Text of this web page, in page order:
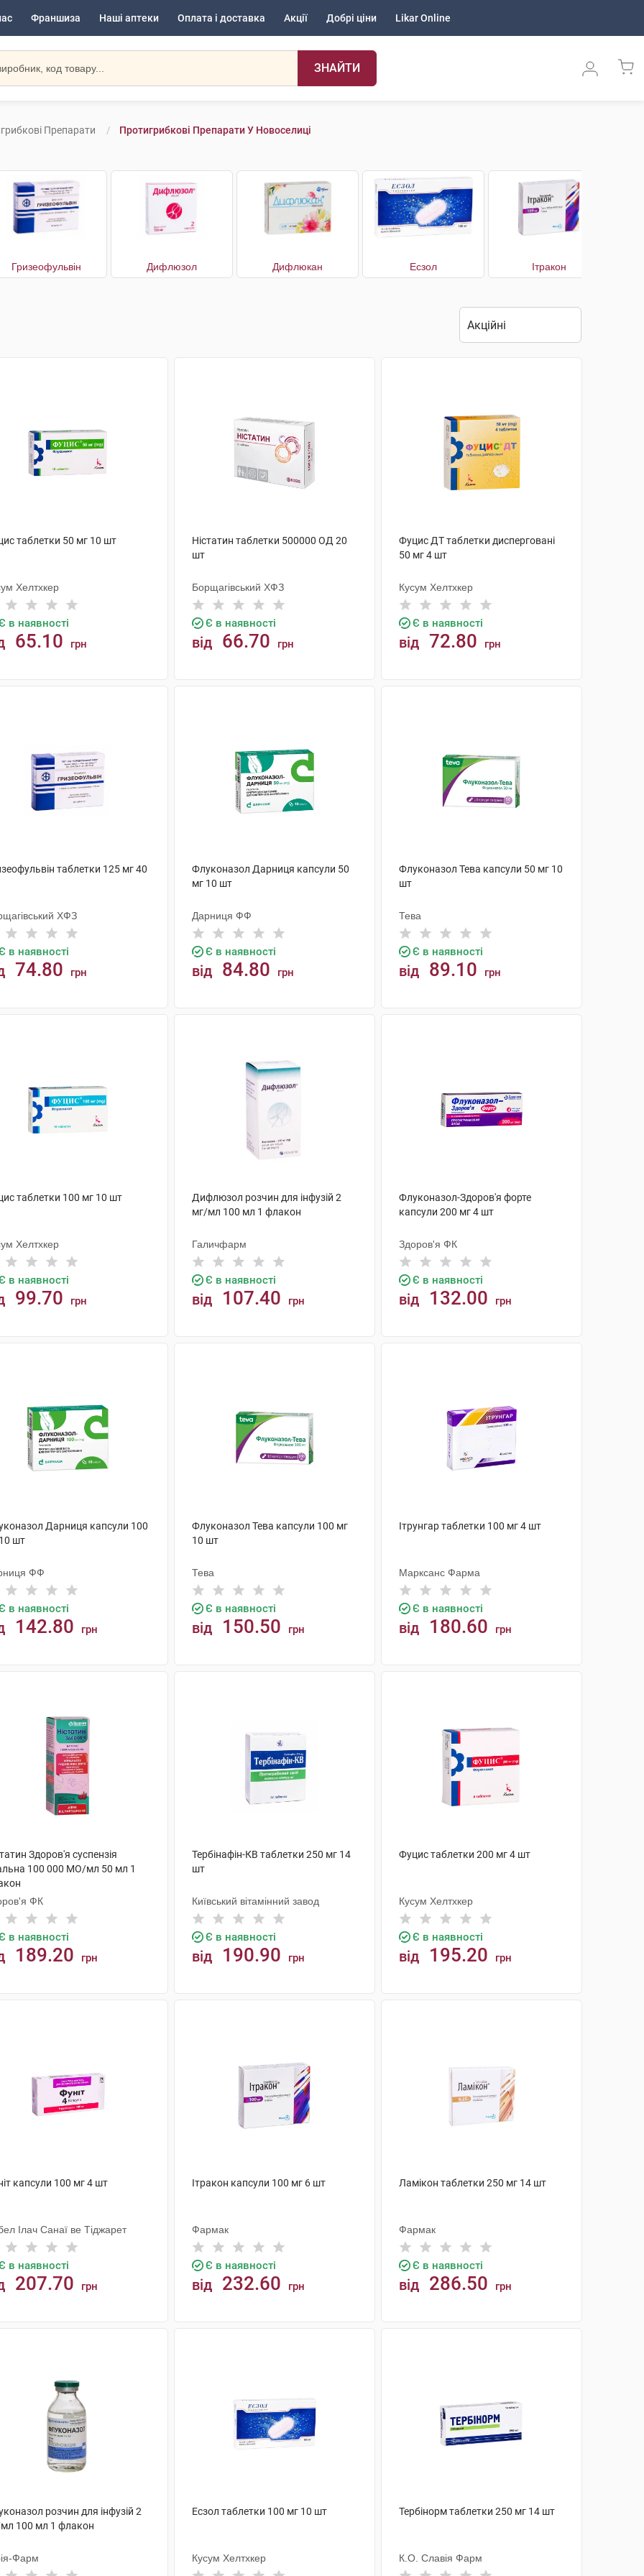
Франшиза Наші аптеки Оплата і доставка Акції Добрі ціни Likar Online
ЗНАЙТИ
Препарати Протигрибкові Препарати У Новоселиці
Гризеофульвін Дифлюзол Дифлюкан Есзол Ітракон
таблетки 50 мг 10 шт
Хелтхкер
в наявності
65.10 грн
Ністатин таблетки 500000 ОД 20
шт
Борщагівський ХФЗ
Є в наявності
від 66.70 грн
Фуцис ДТ таблетки дисперговані
50 мг 4 шт
Кусум Хелтхкер
Є в наявності
від 72.80 грн
таблетки 125 мг 40
ХФЗ
в наявності
74.80 грн
Флуконазол Дарниця капсули 50
мг 10 шт
Дарниця ФФ
Є в наявності
від 84.80 грн
Флуконазол Тева капсули 50 мг 10
шт
Тева
Є в наявності
від 89.10 грн
таблетки 100 мг 10 шт
Хелтхкер
в наявності
99.70 грн
Дифлюзол розчин для інфузій 2
мг/мл 100 мл 1 флакон
Галичфарм
Є в наявності
від 107.40 грн
Флуконазол-Здоров'я форте
капсули 200 мг 4 шт
Здоров'я ФК
Є в наявності
від 132.00 грн
Дарниця капсули 100
шт
ФФ
в наявності
142.80 грн
Флуконазол Тева капсули 100 мг
10 шт
Тева
Є в наявності
від 150.50 грн
Ітрунгар таблетки 100 мг 4 шт
Марксанс Фарма
Є в наявності
від 180.60 грн
Здоров'я суспензія
100 000 МО/мл 50 мл 1
ФК
в наявності
189.20 грн
Тербінафін-КВ таблетки 250 мг 14
шт
Київський вітамінний завод
Є в наявності
від 190.90 грн
Фуцис таблетки 200 мг 4 шт
Кусум Хелтхкер
Є в наявності
від 195.20 грн
капсули 100 мг 4 шт
Ілач Санаї ве Тіджарет
в наявності
207.70 грн
Ітракон капсули 100 мг 6 шт
Фармак
Є в наявності
від 232.60 грн
Ламікон таблетки 250 мг 14 шт
Фармак
Є в наявності
від 286.50 грн
розчин для інфузій 2
100 мл 1 флакон
Фарм
Есзол таблетки 100 мг 10 шт
Кусум Хелтхкер
Тербінорм таблетки 250 мг 14 шт
К.О. Славія Фарм